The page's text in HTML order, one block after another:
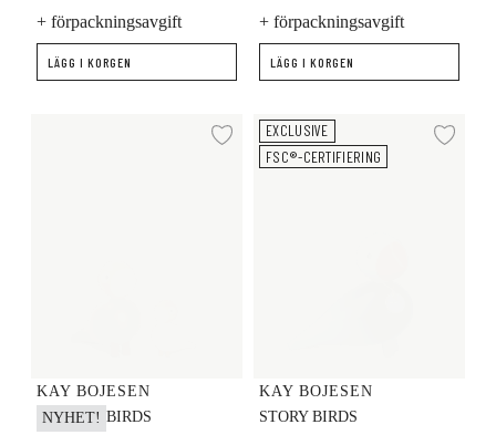
+ förpackningsavgift
LÄGG I KORGEN
+ förpackningsavgift
LÄGG I KORGEN
Lägg till i önskelista
KAY BOJESEN
NYHET! BIRDS
Peace Story Bird H15.5 cm
EXCLUSIVE
FSC®-CERTIFIERING
KAY BOJESEN
STORY BIRDS